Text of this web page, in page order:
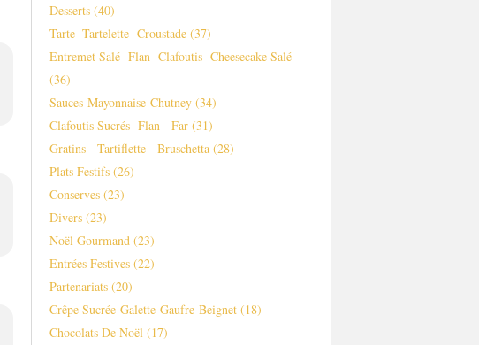
Desserts (40)
Tarte -tartelette -croustade (37)
Entremet Salé -flan -clafoutis -cheesecake Salé
(36)
Sauces-Mayonnaise-Chutney (34)
Clafoutis Sucrés -flan - Far (31)
Gratins - Tartiflette - Bruschetta (28)
Plats Festifs (26)
Conserves (23)
Divers (23)
Noël Gourmand (23)
Entrées Festives (22)
Partenariats (20)
Crêpe Sucrée-Galette-Gaufre-Beignet (18)
Chocolats De Noël (17)